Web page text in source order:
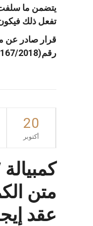
يتضمن ما سلفت
تفعل ذلك فيكون
قرار صادر عن
رقم(167/2018) .
20
أكتوبر
متن
عقد